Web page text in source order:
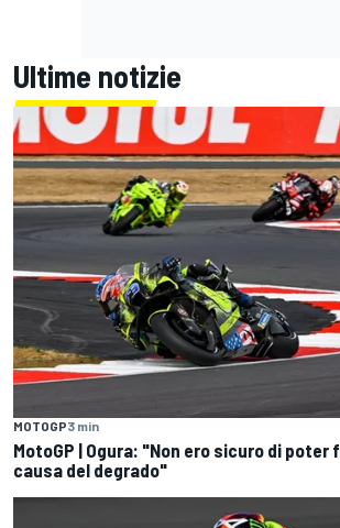
Ultime notizie
MOTOGP3 min
MotoGP | Ogura: "Non ero sicuro di poter
causa del degrado"